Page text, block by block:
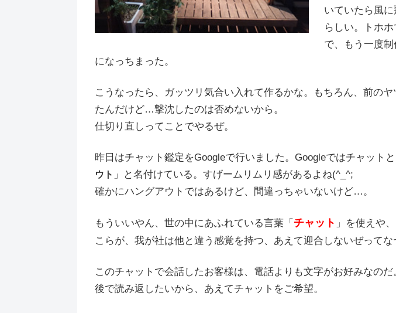
いていたら風
らしい。トホ
で、もう一度
になっちまった。
こうなったら、ガッツリ気合い入れて作るかな。もちろん、前の
たんだけど…撃沈したのは否めないから。
仕切り直しってことでやるぜ。
昨日はチャット鑑定をGoogleで行いました。Googleではチャット
ウト 」と名付けている。すげームリムリ感があるよね(^_^;
確かにハングアウトではあるけど、間違っちゃいないけど…。
もういいやん、世の中にあふれている言葉「 チャット 」を使えや
こらが、我が社は他と違う感覚を持つ、あえて迎合しないぜってな
このチャットで会話したお客様は、電話よりも文字がお好みなのだ
後で読み返したいから、あえてチャットをご希望。